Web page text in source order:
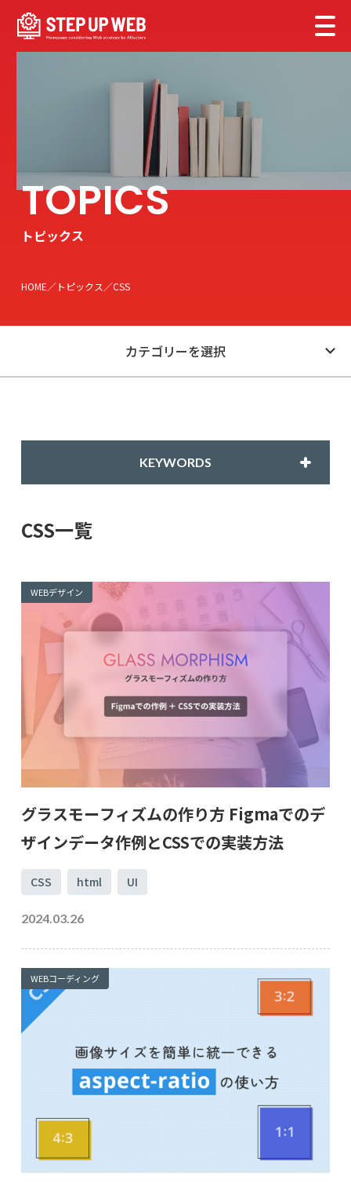
トピックス
HOME トピックス CSS
カテゴリーを選択
KEYWORDS
CSS一覧
WEBデザイン
グラスモーフィズムの作り方 Figmaでのデ
ザインデータ作例とCSSでの実装方法
CSS html UI
2024.03.26
WEBコーディング